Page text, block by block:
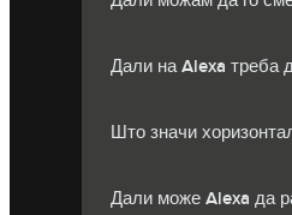
Дали на Alexa треба
Што значи
Дали може Alexa да